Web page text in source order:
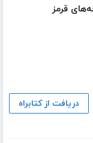
قرمز
دریافت از کتابراه